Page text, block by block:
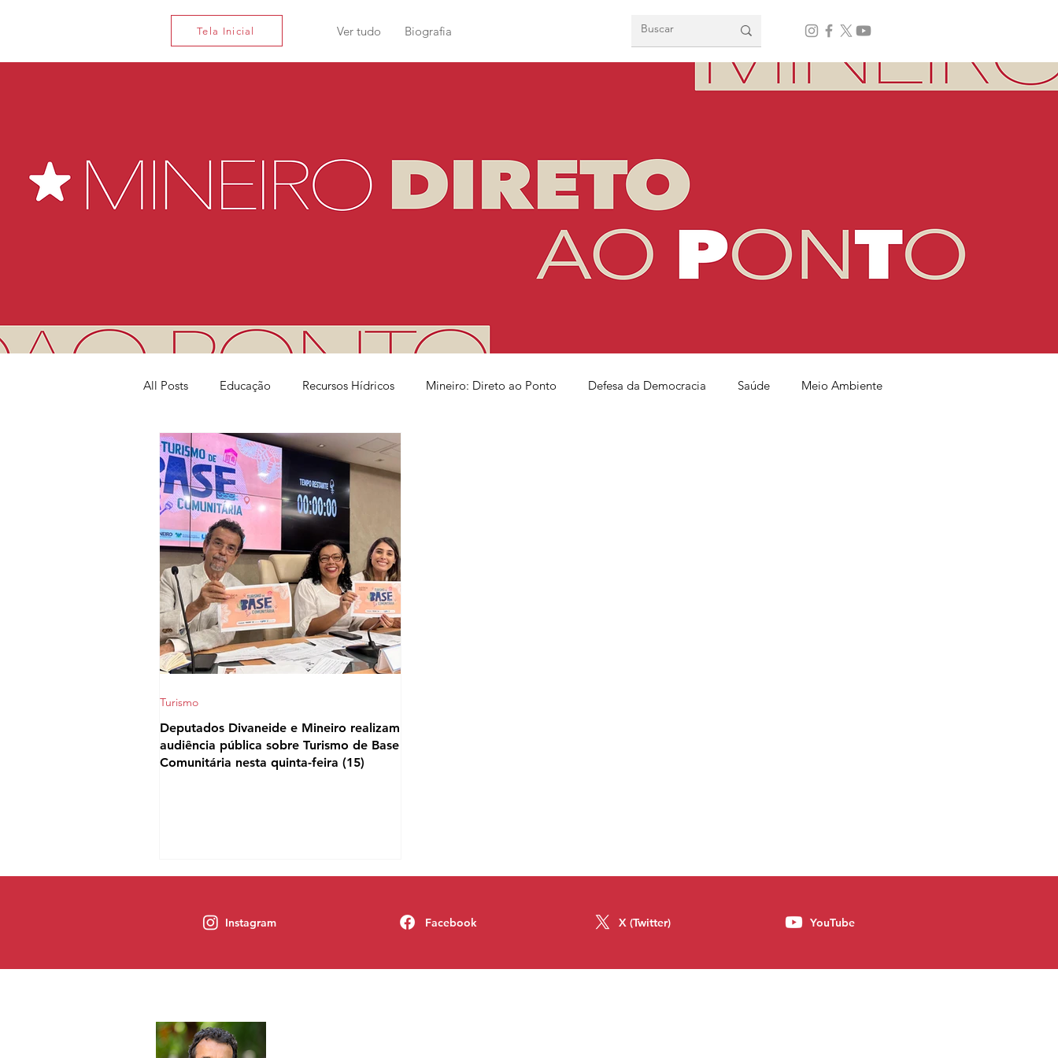
Tela Inicial Ver tudo Biografia
All Posts Educação Recursos Hídricos Mineiro: Direto ao Ponto Defesa da Democracia Saúde Meio Ambiente
Opinião Eleições 2022 Entrevista
Governo Lula Cultura Infraestrutura
Deputados Divaneide e Mineiro realizam
audiência pública sobre Turismo de Base
Comunitária nesta quinta-feira (15)
Turismo
Instagram Facebook X (Twitter) YouTube